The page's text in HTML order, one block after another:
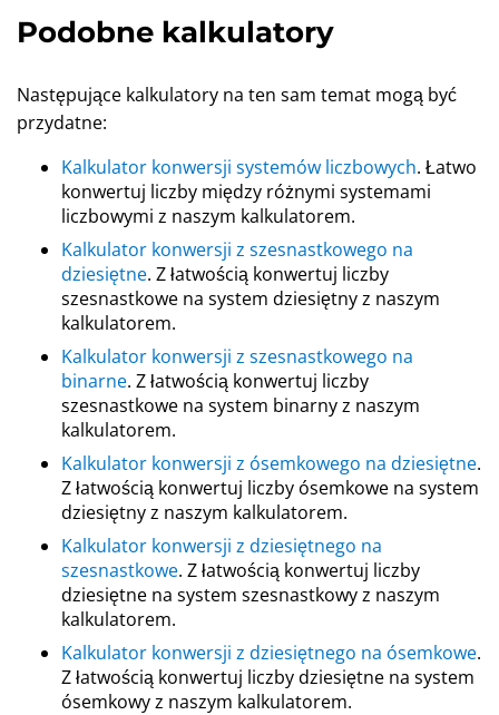
Podobne kalkulatory
Następujące kalkulatory na ten sam temat mogą być
przydatne:
Kalkulator konwersji systemów liczbowych. Łatwo
konwertuj liczby między różnymi systemami
liczbowymi z naszym kalkulatorem.
Kalkulator konwersji z szesnastkowego na
dziesiętne. Z łatwością konwertuj liczby
szesnastkowe na system dziesiętny z naszym
kalkulatorem.
Kalkulator konwersji z szesnastkowego na
binarne. Z łatwością konwertuj liczby
szesnastkowe na system binarny z naszym
kalkulatorem.
Kalkulator konwersji z ósemkowego na dziesiętne.
Z łatwością konwertuj liczby ósemkowe na system
dziesiętny z naszym kalkulatorem.
Kalkulator konwersji z dziesiętnego na
szesnastkowe. Z łatwością konwertuj liczby
dziesiętne na system szesnastkowy z naszym
kalkulatorem.
Kalkulator konwersji z dziesiętnego na ósemkowe.
Z łatwością konwertuj liczby dziesiętne na system
ósemkowy z naszym kalkulatorem.